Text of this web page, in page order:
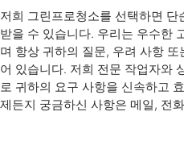
저희 그린프로청소를 선택하면
받을 수 있습니다. 우리는 우수한
며 항상 귀하의 질문, 우려 사항
어 있습니다. 저희 전문 작업자와
로 귀하의 요구 사항을 신속하고
제든지 궁금하신 사항은 메일, 전